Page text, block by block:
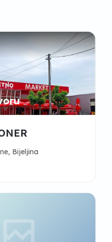
Bijeljina